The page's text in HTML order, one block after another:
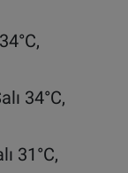
34°C,
31°C,